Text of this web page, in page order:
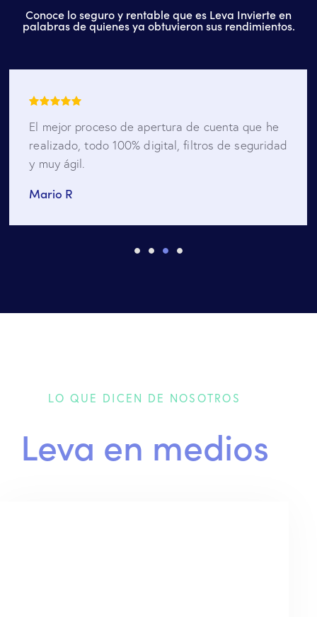
Conoce lo seguro y rentable que es Leva Invierte en
palabras de quienes ya obtuvieron sus rendimientos.
El mejor proceso de apertura de cuenta que he
realizado, todo 100% digital, filtros de seguridad
y muy ágil.
Mario R
LO QUE DICEN DE NOSOTROS
Leva en medios